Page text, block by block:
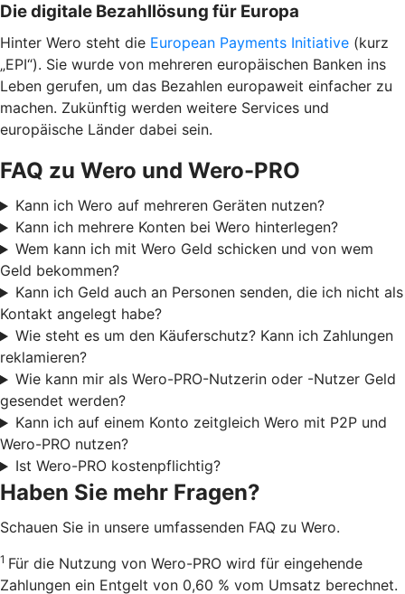
Die digitale Bezahllösung für Europa
Hinter Wero steht die European Payments Initiative (kurz
„EPI“). Sie wurde von mehreren europäischen Banken ins
Leben gerufen, um das Bezahlen europaweit einfacher zu
machen. Zukünftig werden weitere Services und
europäische Länder dabei sein.
FAQ zu Wero und Wero-PRO
Kann ich Wero auf mehreren Geräten nutzen?
Kann ich mehrere Konten bei Wero hinterlegen?
Wem kann ich mit Wero Geld schicken und von wem
Geld bekommen?
Kann ich Geld auch an Personen senden, die ich nicht als
Kontakt angelegt habe?
Wie steht es um den Käuferschutz? Kann ich Zahlungen
reklamieren?
Wie kann mir als Wero-PRO-Nutzerin oder -Nutzer Geld
gesendet werden?
Kann ich auf einem Konto zeitgleich Wero mit P2P und
Wero-PRO nutzen?
Ist Wero-PRO kostenpflichtig?
Haben Sie mehr Fragen?
Schauen Sie in unsere umfassenden FAQ zu Wero.
1 Für die Nutzung von Wero-PRO wird für eingehende
Zahlungen ein Entgelt von 0,60 % vom Umsatz berechnet.